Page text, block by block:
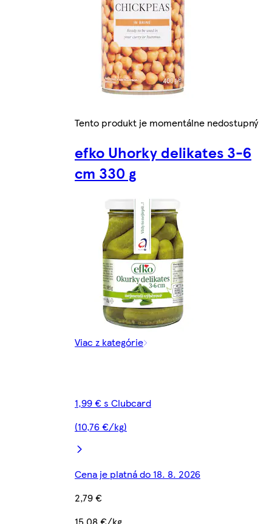
Tento produkt je momentálne nedostupný
efko Uhorky delikates 3-6
cm 330 g
Viac z kategórie
1,99 € s Clubcard
(10,76 €/kg)
Cena je platná do 18. 8. 2026
2,79 €